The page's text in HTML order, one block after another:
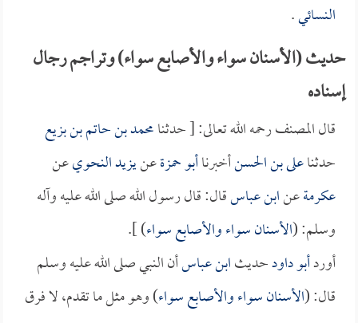
النسائي.
حديث (الأسنان سواء والأصابع سواء) وتراجم رجال
إسناده
قال المصنف رحمه الله تعالى: [ حدثنامحمد بن حاتم بن بزيع
حدثناعلى بن الحسنأخبرناأبو حمزةعنيزيد النحويعن
عكرمةعنابن عباسقال: قال رسول الله صلى الله عليه وآله
وسلم: (الأسنان سواء والأصابع سواء) ].
أوردأبو داودحديثابن عباسأن النبي صلى الله عليه وسلم
قال: (الأسنان سواء والأصابع سواء) وهو مثل ما تقدم، لا فرق